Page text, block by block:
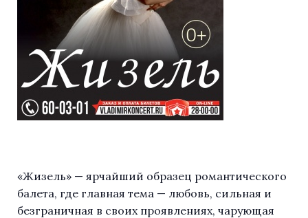
«Жизель» — ярчайший образец романтического
балета, где главная тема — любовь, сильная и
безграничная в своих проявлениях, чарующая